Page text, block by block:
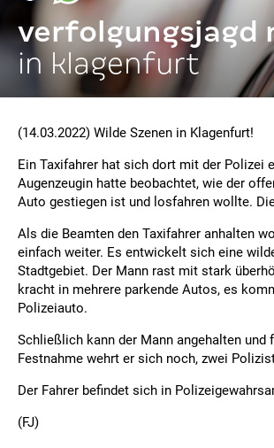
in klagenfurt
(14.03.2022) Wilde Szenen in Klagenfurt!
Ein Taxifahrer hat sich dort mit der Polizei
Augenzeugin hatte beobachtet, wie der
Auto gestiegen ist und losfahren wollte.
Als die Beamten den Taxifahrer anhalten
einfach weiter. Es entwickelt sich eine
Stadtgebiet. Der Mann rast mit stark
kracht in mehrere parkende Autos, es
Polizeiauto.
Schließlich kann der Mann angehalten
Festnahme wehrt er sich noch, zwei
Der Fahrer befindet sich in
(FJ)